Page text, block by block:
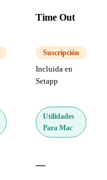
Time Out
Suscripción
Incluida en
Setapp
Utilidades
Para Mac
—